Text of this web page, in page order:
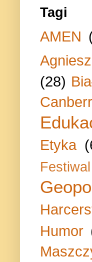
Tagi
AMEN
(28)
Etyka
Festiwal
Humor